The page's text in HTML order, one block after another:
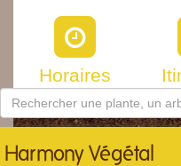
Horaires
Harmony Végétal